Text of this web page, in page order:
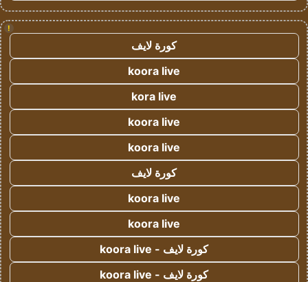
!
كورة لايف
koora live
kora live
koora live
koora live
كورة لايف
koora live
koora live
كورة لايف - koora live
كورة لايف - koora live